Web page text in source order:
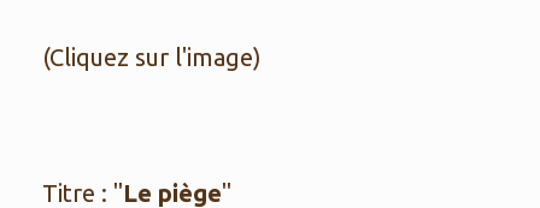
(Cliquez sur l'image)
Titre : "Le piège"